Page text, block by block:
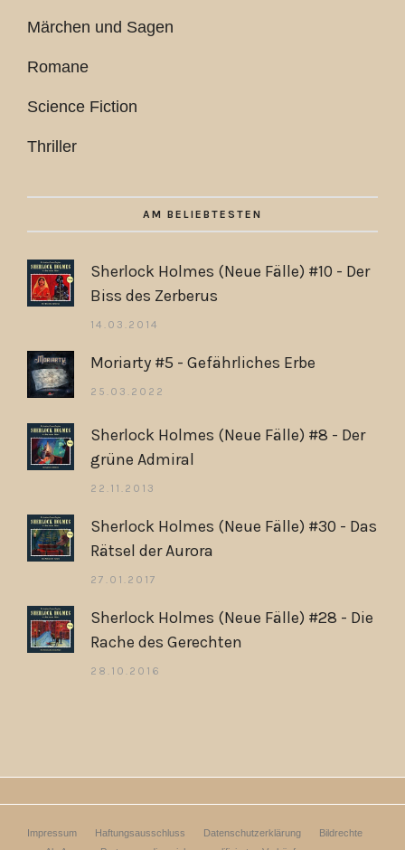
Märchen und Sagen
Romane
Science Fiction
Thriller
AM BELIEBTESTEN
Sherlock Holmes (Neue Fälle) #10 - Der
Biss des Zerberus
14.03.2014
Moriarty #5 - Gefährliches Erbe
25.03.2022
Sherlock Holmes (Neue Fälle) #8 - Der
grüne Admiral
22.11.2013
Sherlock Holmes (Neue Fälle) #30 - Das
Rätsel der Aurora
27.01.2017
Sherlock Holmes (Neue Fälle) #28 - Die
Rache des Gerechten
28.10.2016
Impressum Haftungsausschluss Datenschutzerklärung
Bildrechte